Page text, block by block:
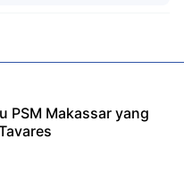
PSM Makassar yang